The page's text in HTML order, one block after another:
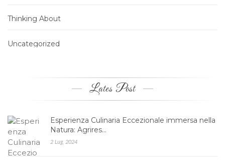
Thinking About
Uncategorized
Lates Post
Esperienza Culinaria Eccezionale immersa nella
Natura: Agrires…
2 Lug, 2024